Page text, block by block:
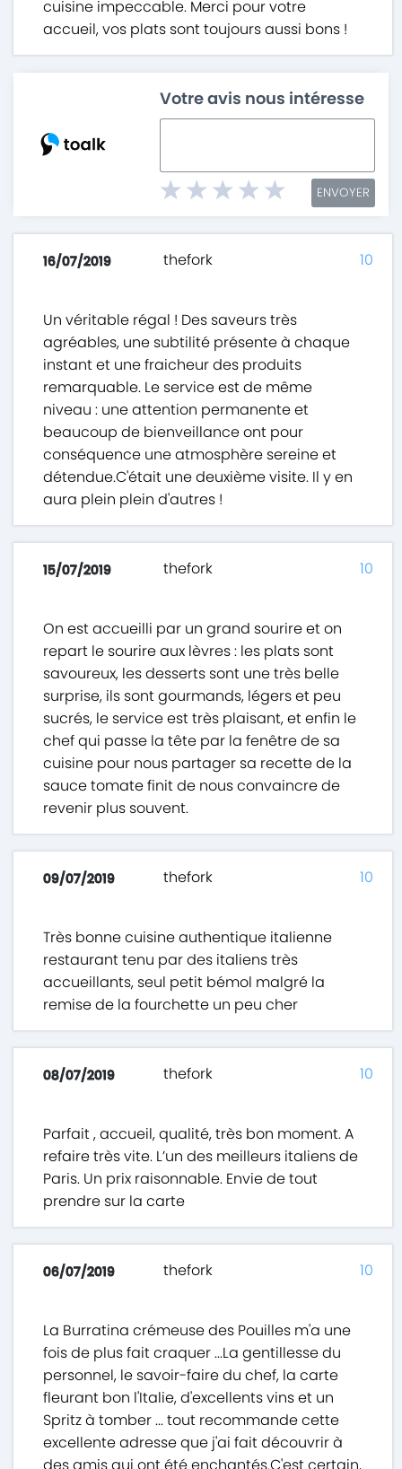
cuisine impeccable. Merci pour votre
accueil, vos plats sont toujours aussi bons !
Votre avis nous intéresse
ENVOYER
16/07/2019 thefork
Un véritable régal ! Des saveurs très
agréables, une subtilité présente à chaque
instant et une fraicheur des produits
remarquable. Le service est de même
niveau : une attention permanente et
beaucoup de bienveillance ont pour
conséquence une atmosphère sereine et
détendue.C'était une deuxième visite. Il y en
aura plein plein d'autres !
10
15/07/2019 thefork
On est accueilli par un grand sourire et on
repart le sourire aux lèvres : les plats sont
savoureux, les desserts sont une très belle
surprise, ils sont gourmands, légers et peu
sucrés, le service est très plaisant, et enfin le
chef qui passe la tête par la fenêtre de sa
cuisine pour nous partager sa recette de la
sauce tomate finit de nous convaincre de
revenir plus souvent.
10
09/07/2019 thefork
Très bonne cuisine authentique italienne
restaurant tenu par des italiens très
accueillants, seul petit bémol malgré la
remise de la fourchette un peu cher
10
08/07/2019 thefork
Parfait , accueil, qualité, très bon moment. A
refaire très vite. L’un des meilleurs italiens de
Paris. Un prix raisonnable. Envie de tout
prendre sur la carte
10
06/07/2019 thefork
La Burratina crémeuse des Pouilles m'a une
fois de plus fait craquer ...La gentillesse du
personnel, le savoir-faire du chef, la carte
fleurant bon l'Italie, d'excellents vins et un
Spritz à tomber ... tout recommande cette
excellente adresse que j'ai fait découvrir à
10